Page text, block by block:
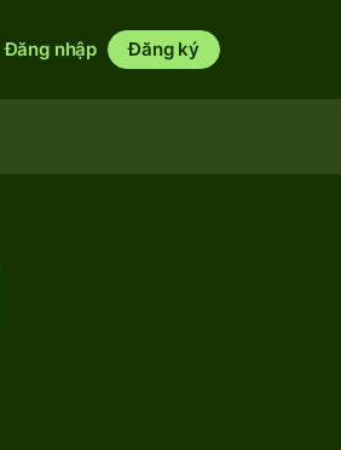
Đăng nhập Đăng ký